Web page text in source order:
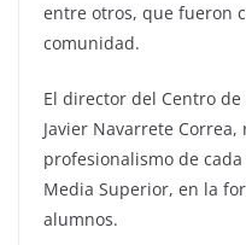
entre otros, que fueron
comunidad.
El director del Centro
Javier Navarrete
profesionalismo de
Media Superior, en la
alumnos.